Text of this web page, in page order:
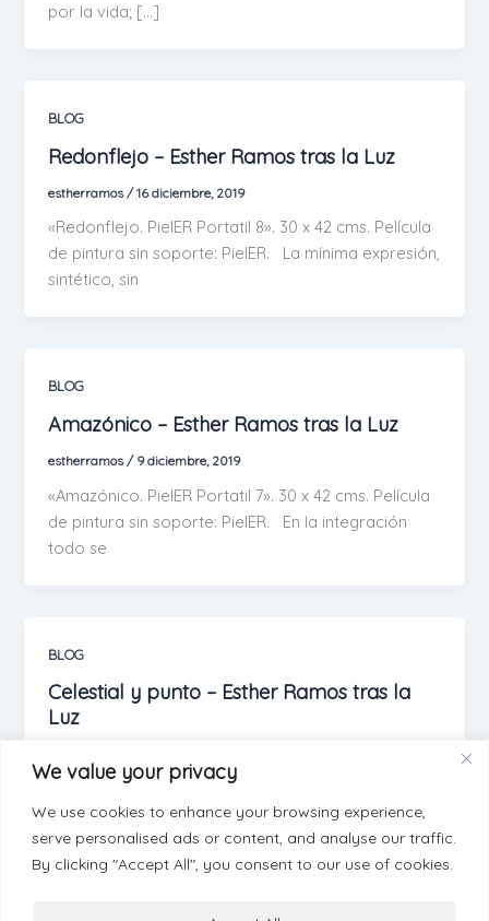
We value your privacy
We use cookies to enhance your browsing experience,
serve personalised ads or content, and analyse our traffic.
By clicking "Accept All", you consent to our use of cookies.
por la vida; […]
BLOG
Redonflejo – Esther Ramos tras la Luz
estherramos /16 diciembre, 2019
«Redonflejo. PielER Portatil 8». 30 x 42 cms. Película
de pintura sin soporte: PielER. La mínima expresión,
sintético, sin
BLOG
Amazónico – Esther Ramos tras la Luz
estherramos / 9 diciembre, 2019
«Amazónico. PielER Portatil 7». 30 x 42 cms. Película
de pintura sin soporte: PielER. En la integración
todo se
BLOG
Celestial y punto – Esther Ramos tras la
Luz
«Celestial y punto. PielER Portatil 6». 30 x 42 cms.
Película de pintura sin soporte: PielER. Lo celeste
está